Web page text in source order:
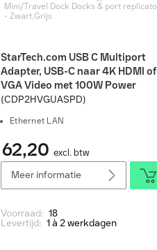
StarTech.com USB C Multiport
Adapter, USB-C naar 4K HDMI of
VGA Video met 100W Power
Delivery Passthrough, 2 Port
USB 3.1 Type-C Mini/Travel Dock
Docks & port replicator -
Zwart,Grijs
(CDP2HVGUASPD)
Ethernet LAN
62,20 excl. btw
Meer informatie
Voorraad: 18
Levertijd: 1 à 2 werkdagen